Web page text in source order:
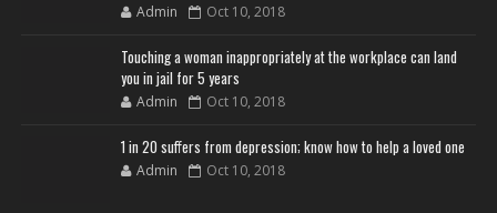
Admin Oct 10, 2018
Touching a woman inappropriately at the workplace can land
you in jail for 5 years
Admin Oct 10, 2018
1 in 20 suffers from depression; know how to help a loved one
Admin Oct 10, 2018